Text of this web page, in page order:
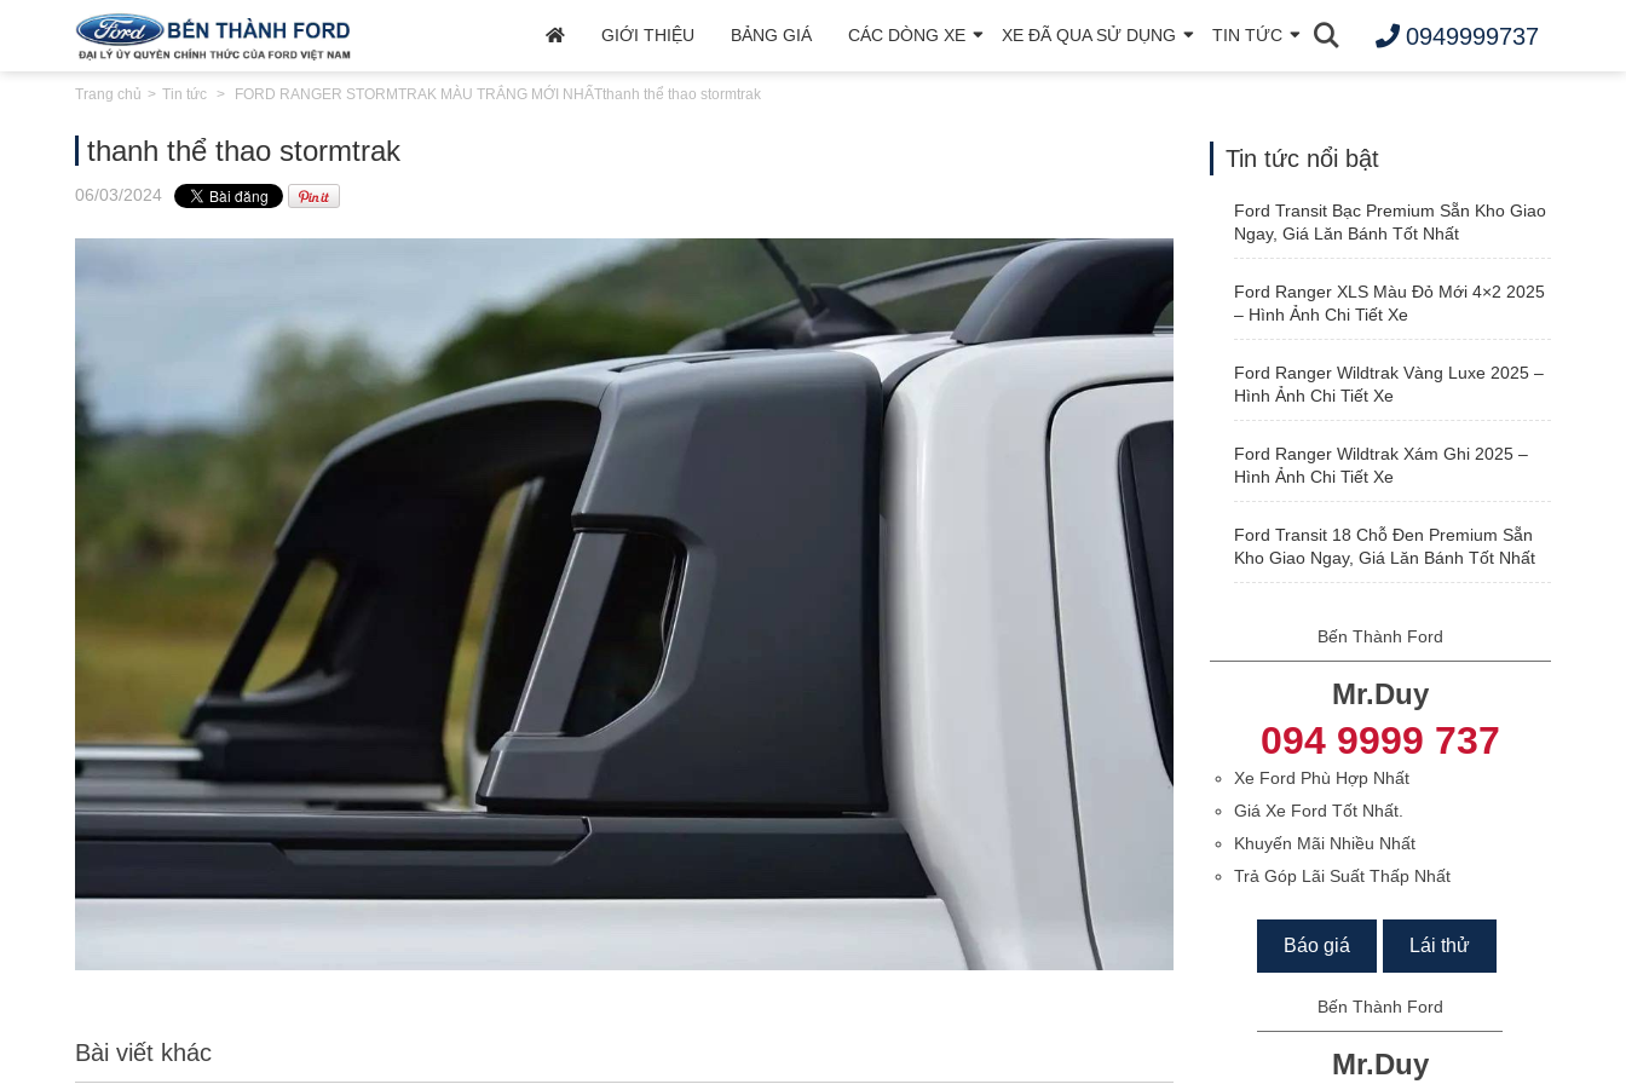
GIỚI THIỆU BẢNG GIÁ CÁC DÒNG XE XE ĐÃ QUA SỬ DỤNG TIN TỨC 0949999737
Trang chủ Tin tức FORD RANGER STORMTRAK MÀU TRẮNG MỚI NHẤTthanh thể thao stormtrak
thanh thể thao stormtrak
06/03/2024
Bài viết khác
Tin tức nổi bật
Ford Transit Bạc Premium Sẵn Kho Giao
Ngay, Giá Lăn Bánh Tốt Nhất
Ford Ranger XLS Màu Đỏ Mới 4×2 2025
– Hình Ảnh Chi Tiết Xe
Ford Ranger Wildtrak Vàng Luxe 2025 –
Hình Ảnh Chi Tiết Xe
Ford Ranger Wildtrak Xám Ghi 2025 –
Hình Ảnh Chi Tiết Xe
Ford Transit 18 Chỗ Đen Premium Sẵn
Kho Giao Ngay, Giá Lăn Bánh Tốt Nhất
Bến Thành Ford
Mr.Duy
094 9999 737
Xe Ford Phù Hợp Nhất
Giá Xe Ford Tốt Nhất.
Khuyến Mãi Nhiều Nhất
Trả Góp Lãi Suất Thấp Nhất
Báo giá Lái thử
Bến Thành Ford
Mr.Duy